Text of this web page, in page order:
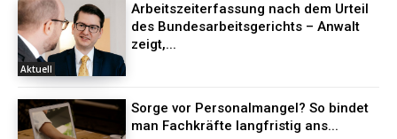
Aktuell
Arbeitszeiterfassung nach dem Urteil
des Bundesarbeitsgerichts – Anwalt
zeigt,...
Sorge vor Personalmangel? So bindet
man Fachkräfte langfristig ans...